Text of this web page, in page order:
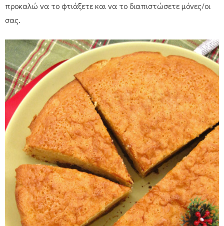
προκαλώ να το φτιάξετε και να το διαπιστώσετε μόνες/οι
σας.